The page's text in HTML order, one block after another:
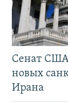
Сенат США
новых
Ирана